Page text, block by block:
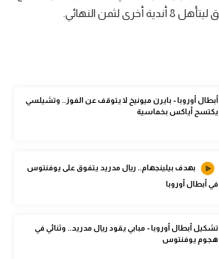
أبطال أوروبا - بايرن ميونيخ لا يتوقف عن الفوز.. وتشيلسي
يكتسح أياكس بخماسية
بهدف بيلينجهام.. ريال مدريد يتفوق على يوفنتوس
في أبطال أوروبا
تشكيل أبطال أوروبا - مبابي يقود ريال مدريد.. وثنائي في
هجوم يوفنتوس